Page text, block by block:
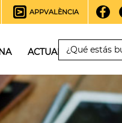
APPVALÈNCIA
ACTUALIDAD